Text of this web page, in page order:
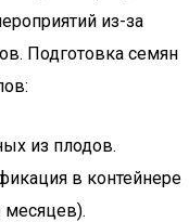
из-за
Подготовка семян
из плодов.
в контейнере